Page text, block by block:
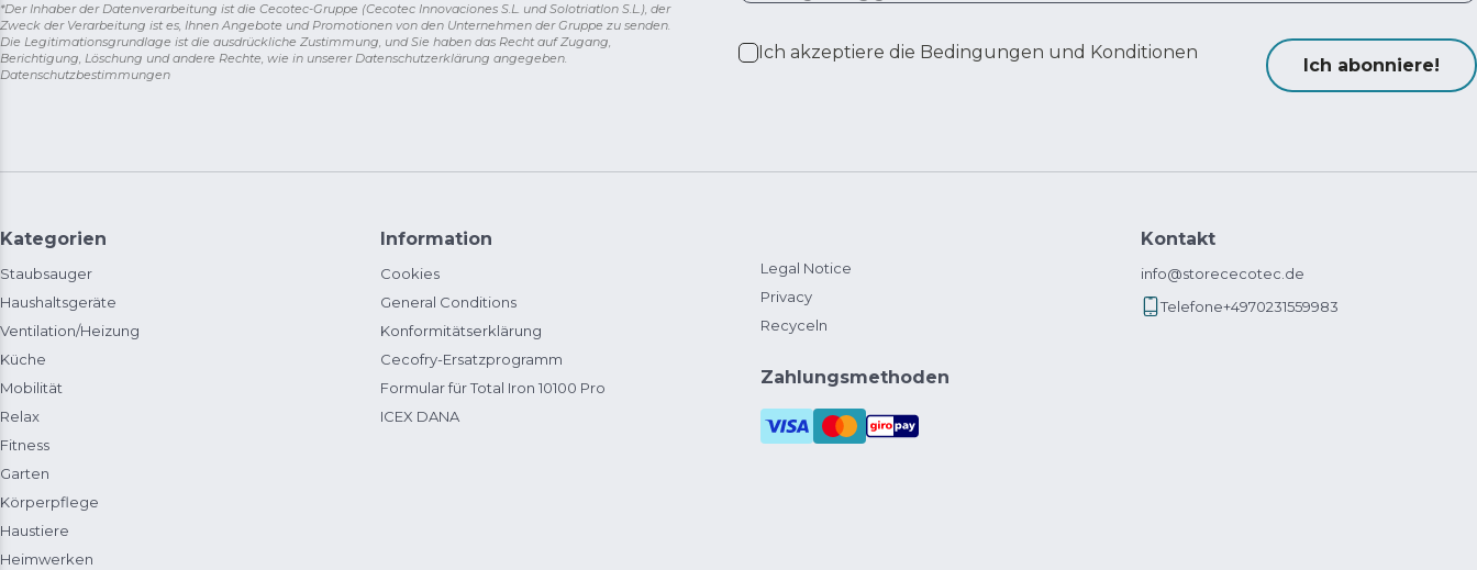
*Der Inhaber der Datenverarbeitung ist die Cecotec-Gruppe (Cecotec Innovaciones S.L. und Solotriatlon S.L.), der
Zweck der Verarbeitung ist es, Ihnen Angebote und Promotionen von den Unternehmen der Gruppe zu senden.
Die Legitimationsgrundlage ist die ausdrückliche Zustimmung, und Sie haben das Recht auf Zugang,
Berichtigung, Löschung und andere Rechte, wie in unserer Datenschutzerklärung angegeben.
Datenschutzbestimmungen
Ich akzeptiere die Bedingungen und Konditionen
Ich abonniere!
Kategorien
Staubsauger
Haushaltsgeräte
Ventilation/Heizung
Küche
Mobilität
Relax
Fitness
Garten
Körperpflege
Haustiere
Heimwerken
Information
Cookies
General Conditions
Konformitätserklärung
Cecofry-Ersatzprogramm
Formular für Total Iron 10100 Pro
ICEX DANA
Legal Notice
Privacy
Recyceln
Zahlungsmethoden
Kontakt
info@storececotec.de
Telefone+4970231559983